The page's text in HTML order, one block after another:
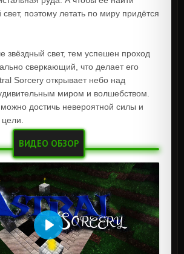
поэтому летать по миру придётся
звёздный свет, тем успешен проход
сверкающий, что делает его
Sorcery открывает небо над
миром и волшебством.
достичь невероятной силы и
ВИДЕО ОБЗОР
Воспроизвести